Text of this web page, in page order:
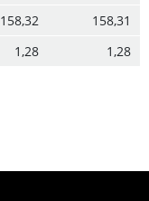
158,32
158,31
1,28 1,28